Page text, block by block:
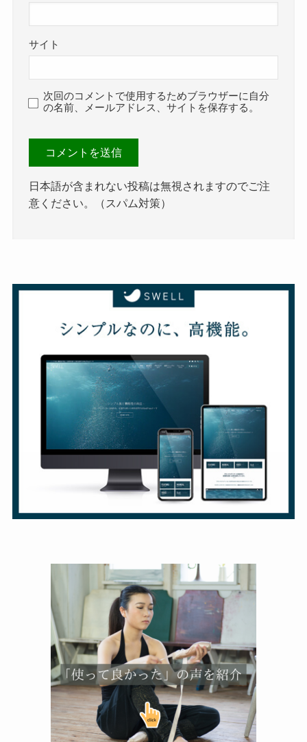
サイト
次回のコメントで使用するためブラウザーに自分
の名前、メールアドレス、サイトを保存する。
日本語が含まれない投稿は無視されますのでご注
意ください。（スパム対策）